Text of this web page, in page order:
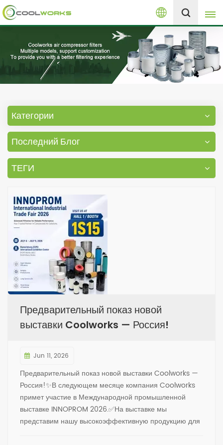
Русский
English
español
العربية
русский
Melayu
+8613525046291
Категории
Последний Блог
ТЕГИ
Предварительный показ новой
выставки Coolworks — Россия!
Jun 11, 2026
Предварительный показ новой выставки Coolworks —
Россия!✨В следующем месяце компания Coolworks
примет участие в Международной промышленной
выставке INNOPROM 2026.✅На выставке мы
представим нашу высокоэффективную продукцию для